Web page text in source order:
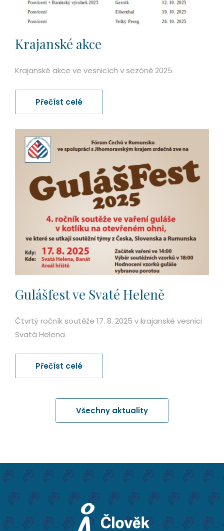
Krajanské akce
Krajanské akce ve vesnicích v sezóně 2025
Přečíst celé
Gulášfest ve Svaté Heleně
Čtvrtý ročník soutěže 17. 8. 2025 v krajanské vesnici
Svatá Helena
Přečíst celé
Všechny aktuality